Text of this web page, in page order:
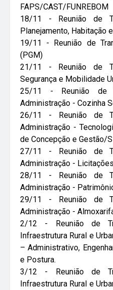
FAPS/CAST/FUNREBOM
18/11 - Reunião de
Planejamento, Habitação
19/11 - Reunião de
(PGM)
21/11 - Reunião de
Segurança e Mobilidade
25/11 - Reunião de
Administração - Cozinha
26/11 - Reunião de
Administração -
de Concepção e Gestão/
27/11 - Reunião de
Administração - Licitações
28/11 - Reunião de
Administração -
29/11 - Reunião de
Administração -
2/12 - Reunião de
Infraestrutura Rural e
– Administrativo,
e Postura.
3/12 - Reunião de
Infraestrutura Rural e